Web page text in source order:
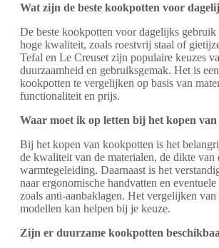
Wat zijn de beste kookpotten voor
De beste kookpotten voor dagelijks
hoge kwaliteit, zoals roestvrij staal of
Tefal en Le Creuset zijn populaire keuzes
duurzaamheid en gebruiksgemak. Het is
kookpotten te vergelijken op basis van
functionaliteit en prijs.
Waar moet ik op letten bij het kopen
Bij het kopen van kookpotten is het
de kwaliteit van de materialen, de dikte van
warmtegeleiding. Daarnaast is het
naar ergonomische handvatten en
zoals anti-aanbaklagen. Het vergelijken
modellen kan helpen bij je keuze.
Zijn er duurzame kookpotten